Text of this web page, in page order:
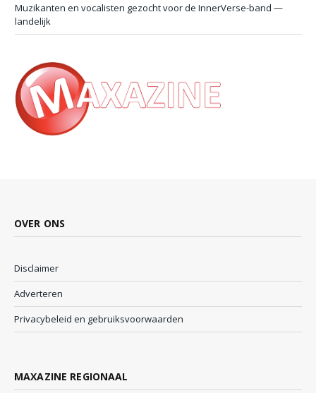
Muzikanten en vocalisten gezocht voor de InnerVerse-band —
landelijk
OVER ONS
Disclaimer
Adverteren
Privacybeleid en gebruiksvoorwaarden
MAXAZINE REGIONAAL